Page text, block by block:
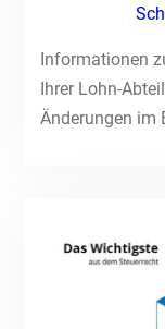
Informationen
Ihrer Lohn-
Änderungen im